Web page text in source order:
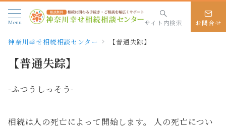
Menu サイト内検索 お問合せ
神奈川幸せ相続相談センター 【普通失踪】
【普通失踪】
-ふつうしっそう-
相続は人の死亡によって開始します。 人の死亡につい